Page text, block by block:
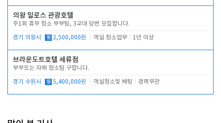
의왕 밀로스 관광호텔
주1회 휴무 청소 부부팀, 3교대 당번 모집합니다.
경기 의왕시 월 2,500,000원 객실 청소업무 1년 이상
브라운도트호텔 세류점
부부또는 자매 청소팀 구합니다.
경기 수원시 월 5,400,000원 객실청소및 베팅 경력무관